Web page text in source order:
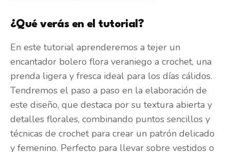
¿Qué verás en el tutorial?
En este tutorial aprenderemos a tejer un
encantador bolero flora veraniego a crochet, una
prenda ligera y fresca ideal para los días cálidos.
Tendremos el paso a paso en la elaboración de
este diseño, que destaca por su textura abierta y
detalles florales, combinando puntos sencillos y
técnicas de crochet para crear un patrón delicado
y femenino. Perfecto para llevar sobre vestidos o